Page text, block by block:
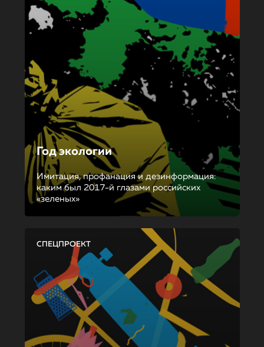
Год экологии
Имитация, профанация и дезинформация:
каким был 2017-й глазами российских
«зеленых»
СПЕЦПРОЕКТ